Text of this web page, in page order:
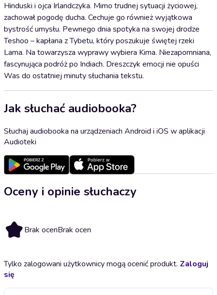
Hinduski i ojca Irlandczyka. Mimo trudnej sytuacji życiowej,
zachował pogodę ducha. Cechuje go również wyjątkowa
bystrość umysłu. Pewnego dnia spotyka na swojej drodze
Teshoo – kapłana z Tybetu, który poszukuje świętej rzeki
Lama. Na towarzysza wyprawy wybiera Kima. Niezapomniana,
fascynująca podróż po Indiach. Dreszczyk emocji nie opuści
Was do ostatniej minuty słuchania tekstu.
Jak słuchać audiobooka?
Słuchaj audiobooka na urządzeniach Android i iOS w aplikacji
Audioteki
Oceny i opinie słuchaczy
Brak ocenBrak ocen
Tylko zalogowani użytkownicy mogą ocenić produkt. Zaloguj
się